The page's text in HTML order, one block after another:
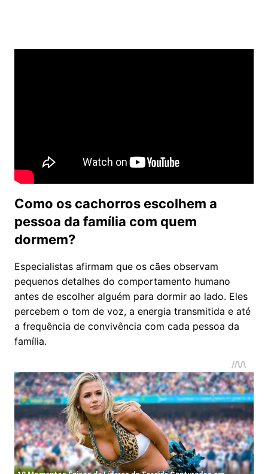
Como os cachorros escolhem a
pessoa da família com quem
dormem?
Especialistas afirmam que os cães observam
pequenos detalhes do comportamento humano
antes de escolher alguém para dormir ao lado. Eles
percebem o tom de voz, a energia transmitida e até
a frequência de convivência com cada pessoa da
família.